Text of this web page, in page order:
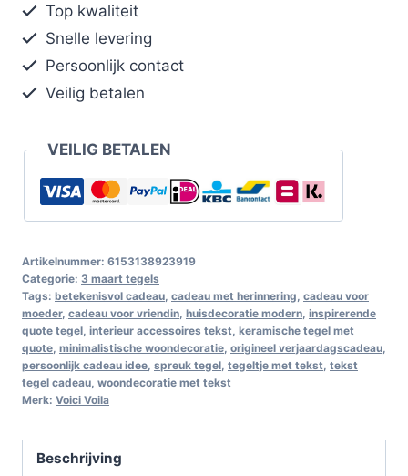
Top kwaliteit
Snelle levering
Persoonlijk contact
Veilig betalen
VEILIG BETALEN
Artikelnummer: 6153138923919
Categorie: 3 maart tegels
Tags: betekenisvol cadeau cadeau met herinnering cadeau voor
moeder, cadeau voor vriendin huisdecoratie modern inspirerende
quote tegel interieur accessoires tekst keramische tegel met
quote minimalistische woondecoratie origineel verjaardagscadeau
persoonlijk cadeau idee spreuk tegel tegeltje met tekst tekst
tegel cadeau woondecoratie met tekst
Merk: Voici Voila
Beschrijving